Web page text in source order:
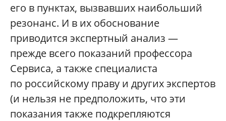
его в пунктах, вызвавших наибольший
резонанс. И в их обоснование
приводится экспертный анализ —
прежде всего показаний профессора
Сервиса, а также специалиста
по российскому праву и других экспертов
(и нельзя не предположить, что эти
показания также подкрепляются